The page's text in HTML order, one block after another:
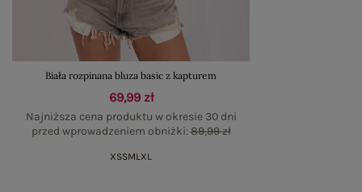
Biała rozpinana bluza basic z kapturem
69,99 zł
Najniższa cena produktu w okresie 30 dni
przed wprowadzeniem obniżki:89,99 zł
XSSMLXL